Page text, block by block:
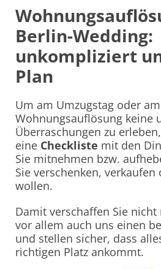
Berlin-Wedding:
unkompliziert
Plan
Um am Umzugstag oder
Wohnungsauflösung keine
Überraschungen zu
eine Checkliste mit den
Sie mitnehmen bzw.
Sie verschenken,
wollen.
Damit verschaffen Sie
vor allem auch uns einen
und stellen sicher, dass
richtigen Platz ankommt.